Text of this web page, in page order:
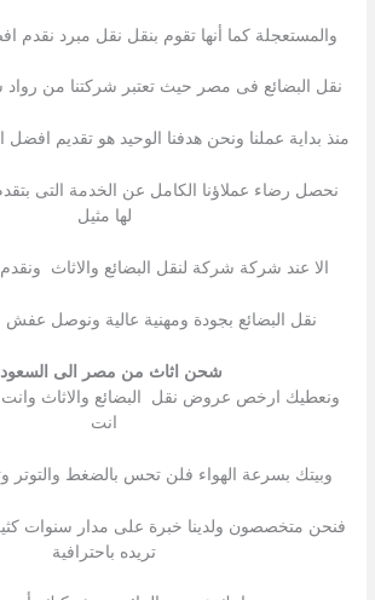
والمستعجلة كما أنها تقوم بنقل نقل مبرد
نقل البضائع فى مصر حيث تعتبر شركتنا من رواد
منذ بداية عملنا ونحن هدفنا الوحيد هو تقديم
نحصل رضاء عملاؤنا الكامل عن الخدمة التى
لها مثيل
الا عند شركة شركة لنقل البضائع والاثاث
نقل البضائع بجودة ومهنية عالية ونوصل عفش
شحن اثاث من مصر الى
ونعطيك ارخص عروض نقل البضائع والاثاث
انت
وبيتك بسرعة الهواء فلن تحس بالضغط والتوتر
فنحن متخصصون ولدينا خبرة على مدار سنوات
تريده باحترافية